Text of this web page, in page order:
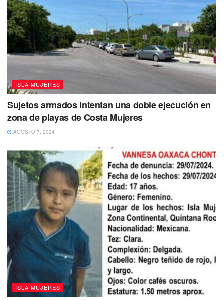
Tags: Dengue nebulización
ISLA MUJERES
Sujetos armados intentan una doble ejecución en
zona de playas de Costa Mujeres
AGOSTO 7, 2024
ISLA MUJERES